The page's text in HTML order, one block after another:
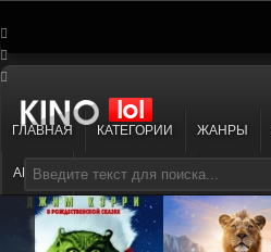
ГЛАВНАЯ КАТЕГОРИИ ЖАНРЫ
АНИМЕ МУЛЬТФИЛЬМЫ